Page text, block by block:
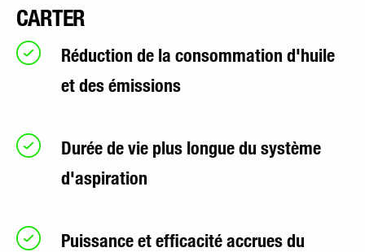
CARTER
Réduction de la consommation d'huile
et des émissions
Durée de vie plus longue du système
d'aspiration
Puissance et efficacité accrues du